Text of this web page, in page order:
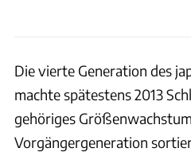
Die vierte Generation des
machte spätestens 2013
gehöriges
Vorgängergeneration